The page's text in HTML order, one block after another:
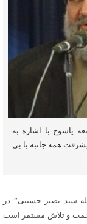
یاسوج با اشاره به
همه جانبه با بی
سید نصیر حسینی” در
زحمت و تلاش مستمر است